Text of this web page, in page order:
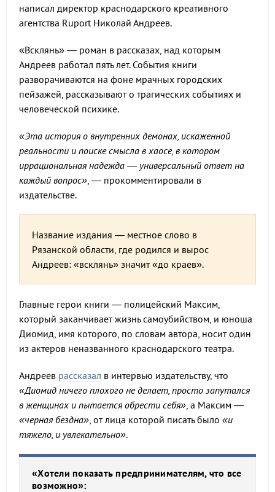
написал директор краснодарского креативного
агентства Ruport Николай Андреев.
«Всклянь» — роман в рассказах, над которым
Андреев работал пять лет. События книги
разворачиваются на фоне мрачных городских
пейзажей, рассказывают о трагических событиях и
человеческой психике.
«Эта история о внутренних демонах, искаженной
реальности и поиске смысла в хаосе, в котором
иррациональная надежда — универсальный ответ на
каждый вопрос», — прокомментировали в
издательстве.
Название издания — местное слово в
Рязанской области, где родился и вырос
Андреев: «всклянь» значит «до краев».
Главные герои книги — полицейский Максим,
который заканчивает жизнь самоубийством, и юноша
Диомид, имя которого, по словам автора, носит один
из актеров неназванного краснодарского театра.
Андреев рассказал в интервью издательству, что
«Диомид ничего плохого не делает, просто запутался
в женщинах и пытается обрести себя», а Максим —
«черная бездна», от лица которой писать было «и
тяжело, и увлекательно».
«Хотели показать предпринимателям, что все
возможно»: